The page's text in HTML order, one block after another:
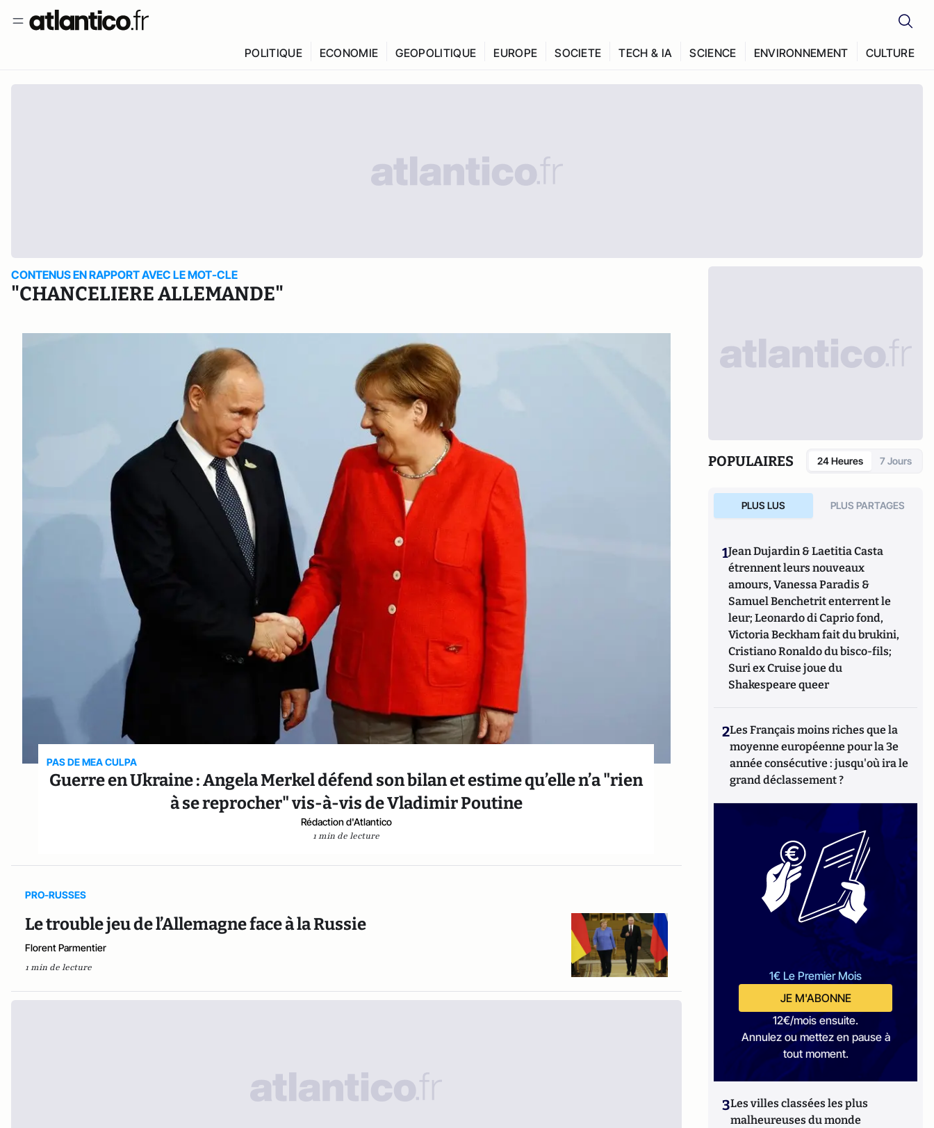
POLITIQUE ECONOMIE GEOPOLITIQUE EUROPE SOCIETE TECH & IA SCIENCE ENVIRONNEMENT CULTURE
CONTENUS EN RAPPORT AVEC LE MOT-CLE
"CHANCELIERE ALLEMANDE"
PAS DE MEA CULPA
Guerre en Ukraine : Angela Merkel défend son bilan et estime qu’elle n’a "rien
à se reprocher" vis-à-vis de Vladimir Poutine
Rédaction d'Atlantico
1 min de lecture
PRO-RUSSES
Le trouble jeu de l’Allemagne face à la Russie
Florent Parmentier
1 min de lecture
POPULAIRES 24 Heures 7 Jours
PLUS LUS PLUS PARTAGES
1Jean Dujardin & Laetitia Casta
étrennent leurs nouveaux
amours, Vanessa Paradis &
Samuel Benchetrit enterrent le
leur; Leonardo di Caprio fond,
Victoria Beckham fait du brukini,
Cristiano Ronaldo du bisco-fils;
Suri ex Cruise joue du
Shakespeare queer
2Les Français moins riches que la
moyenne européenne pour la 3e
année consécutive : jusqu'où ira le
grand déclassement ?
1€ Le Premier Mois
JE M'ABONNE
12€/mois ensuite.
Annulez ou mettez en pause à
tout moment.
3Les villes classées les plus
malheureuses du monde